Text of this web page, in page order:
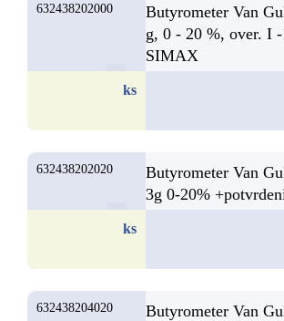
632438202000
Butyrometer Van
g, 0 - 20 %, over. I -
SIMAX
ks
632438202020
Butyrometer Van
3g 0-20%
ks
632438204020
Butyrometer Van